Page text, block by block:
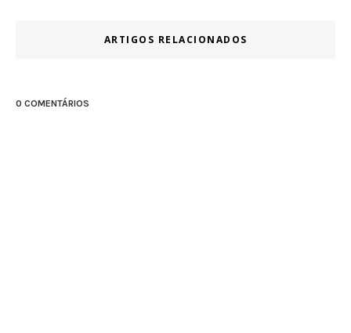
ARTIGOS RELACIONADOS
0 COMENTÁRIOS